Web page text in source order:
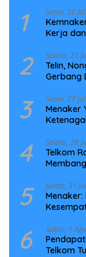
1 Senin, 20
Kerja
2 Selasa, 21
Telin,
Gerbang
3 Senin, 27
Menaker
4 Selasa, 28
Telkom
5 Jumat, 31
6 Sabtu, 1
Telkom